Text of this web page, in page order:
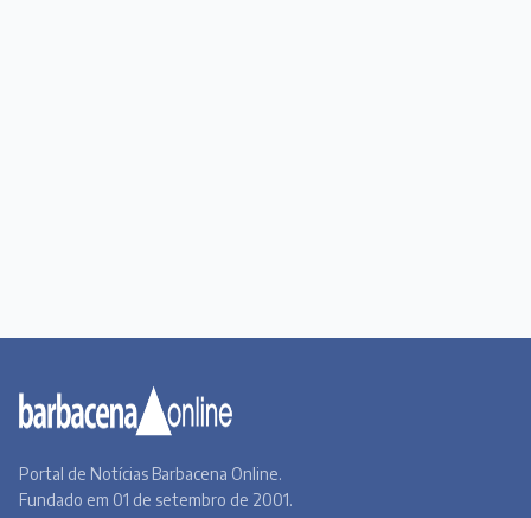
Portal de Notícias Barbacena Online.
Fundado em 01 de setembro de 2001.